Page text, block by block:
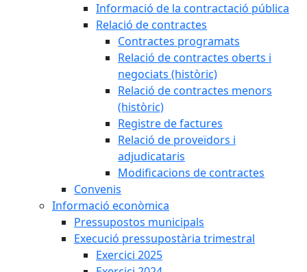
Informació de la contractació pública
Relació de contractes
Contractes programats
Relació de contractes oberts i
negociats (històric)
Relació de contractes menors
(històric)
Registre de factures
Relació de proveïdors i
adjudicataris
Modificacions de contractes
Convenis
Informació econòmica
Pressupostos municipals
Execució pressupostària trimestral
Exercici 2025